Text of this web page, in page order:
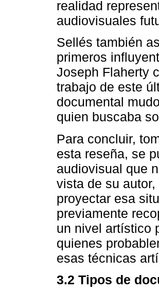
realidad
audiovisuales
Sellés también
primeros
Joseph Flaherty
trabajo de este
documental
quien buscaba
Para concluir,
esta reseña, se
audiovisual que
vista de su
proyectar esa
previamente
un nivel artístico
quienes
esas técnicas
3.2 Tipos de